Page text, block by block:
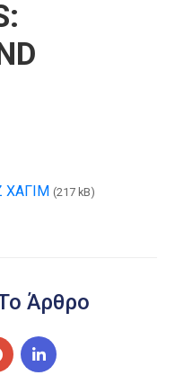
ΧΑΓΙΜ (217 kB)
Άρθρο